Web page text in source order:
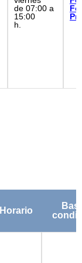
de 07:00 a
15:00
h.
Horario